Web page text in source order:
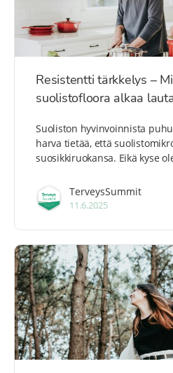
Resistentti tärkkelys –
suolistofloora alkaa
Suoliston hyvinvoinnista
harva tietää, että
suosikkiruokansa. Eikä kyse
TerveysSummit
11.6.2025